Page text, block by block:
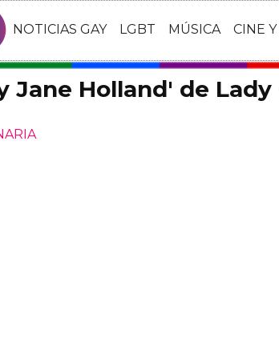
NOTICIAS GAY LGBT MÚSICA CINE
Jane Holland' de Lady